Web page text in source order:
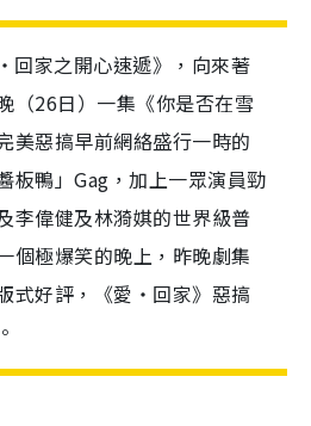
回家之開心速遞》，向來著
（26日）一集《你是否在雪
美惡搞早前網絡盛行一時的
板鴨」Gag，加上一眾演員勁
李偉健及林漪娸的世界級普
個極爆笑的晚上，昨晚劇集
式好評，《愛‧回家》惡搞